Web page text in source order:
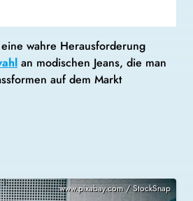
wahre Herausforderung
an modischen Jeans, die man
auf dem Markt
www.pixabay.com / StockSnap